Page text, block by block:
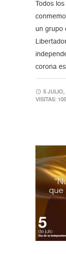
Todos
un grupo
corona
5 JULIO,
VISITAS: